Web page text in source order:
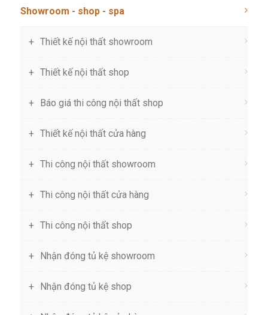
Showroom - shop - spa
Thiết kế nội thất showroom
Thiết kế nội thất shop
Báo giá thi công nội thất shop
Thiết kế nội thất cửa hàng
Thi công nội thất showroom
Thi công nội thất cửa hàng
Thi công nội thất shop
Nhận đóng tủ kệ showroom
Nhận đóng tủ kệ shop